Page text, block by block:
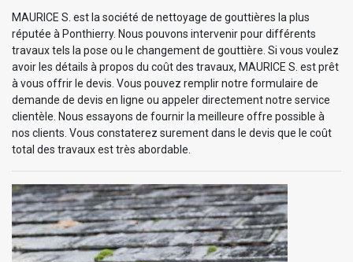
MAURICE S. est la société de nettoyage de gouttières la plus
réputée à Ponthierry. Nous pouvons intervenir pour différents
travaux tels la pose ou le changement de gouttière. Si vous voulez
avoir les détails à propos du coût des travaux, MAURICE S. est prêt
à vous offrir le devis. Vous pouvez remplir notre formulaire de
demande de devis en ligne ou appeler directement notre service
clientèle. Nous essayons de fournir la meilleure offre possible à
nos clients. Vous constaterez surement dans le devis que le coût
total des travaux est très abordable.